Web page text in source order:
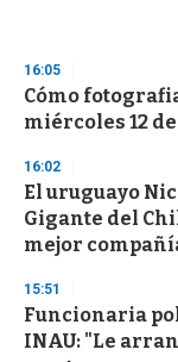
d
s
o
f
3
s
e
c
o
d
s
16:05
Cómo
miércoles 12
16:02
El uruguayo
Gigante del
mejor
15:51
Funcionaria
INAU: "Le